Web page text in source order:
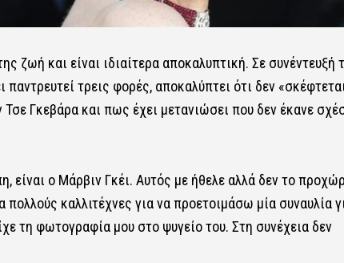
ζωή και είναι ιδιαίτερα αποκαλυπτική. Σε συνέντευξή
τρεις φορές, αποκαλύπτει ότι δεν
Γκεβάρα και πως έχει μετανιώσει που δεν έκανε
είναι ο Μάρβιν Γκέι. Αυτός με ήθελε αλλά δεν το
καλλιτέχνες για να προετοιμάσω μία συναυλία
τη φωτογραφία μου στο ψυγείο του. Στη συνέχεια δεν